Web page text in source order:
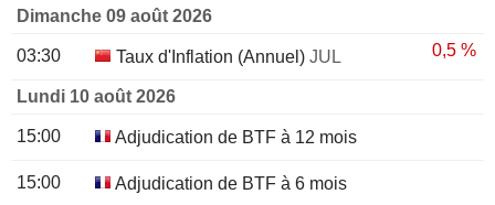
Dimanche 09 août 2026
03:30 Taux d'Inflation (Annuel) JUL 0,5 %
Lundi 10 août 2026
15:00 Adjudication de BTF à 12 mois
15:00 Adjudication de BTF à 6 mois